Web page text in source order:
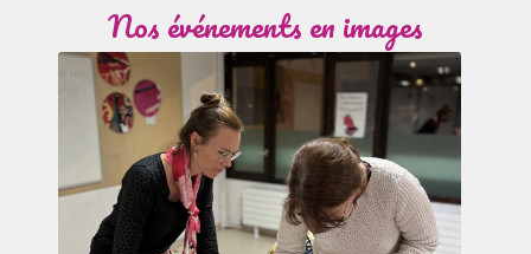
Nos événements en images